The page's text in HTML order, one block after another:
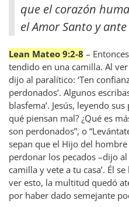
que el corazón
el Amor Santo y ante
Lean Mateo 9:2-8 –
tendido en una camilla. Al
dijo al paralítico: ‘Ten
perdonados’. Algunos
blasfema’. Jesús, leyendo
qué piensan mal? ¿Qué es
son perdonados”, o
sepan que el Hijo del
perdonar los pecados –dijo
camilla y vete a tu casa’. Él
ver esto, la multitud quedó
por haber dado semejante